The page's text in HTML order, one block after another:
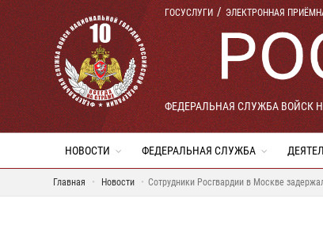
ГОСУСЛУГИ ЭЛЕКТРОННАЯ
ФЕДЕРАЛЬНАЯ СЛУЖБА ВОЙСК
НОВОСТИ ФЕДЕРАЛЬНАЯ СЛУЖБА
Главная Новости Сотрудники Росгвардии в Москве